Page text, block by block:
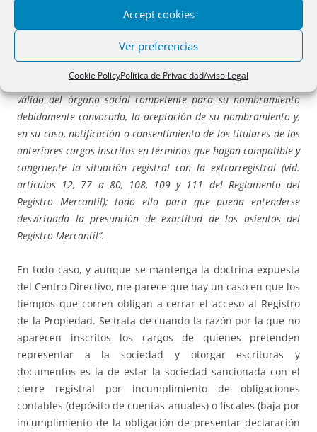
Accept cookies
Ver preferencias
Cookie PolicyPolítica de PrivacidadAviso Legal
identificativa del documento o documentos fehacientes de los
que resulte la representación acreditada al notario autorizante
de la escritura deba contener todas las circunstancias que
legalmente sean procedentes para entender válidamente hecho
el nombramiento de administrador por constar el acuerdo
válido del órgano social competente para su nombramiento
debidamente convocado, la aceptación de su nombramiento y,
en su caso, notificación o consentimiento de los titulares de los
anteriores cargos inscritos en términos que hagan compatible y
congruente la situación registral con la extrarregistral (vid.
artículos 12, 77 a 80, 108, 109 y 111 del Reglamento del
Registro Mercantil); todo ello para que pueda entenderse
desvirtuada la presunción de exactitud de los asientos del
Registro Mercantil”.
En todo caso, y aunque se mantenga la doctrina expuesta
del Centro Directivo, me parece que hay un caso en que los
tiempos que corren obligan a cerrar el acceso al Registro
de la Propiedad. Se trata de cuando la razón por la que no
aparecen inscritos los cargos de quienes pretenden
representar a la sociedad y otorgar escrituras y
documentos es la de estar la sociedad sancionada con el
cierre registral por incumplimiento de obligaciones
contables (depósito de cuentas anuales) o fiscales (baja por
incumplimiento de la obligación de presentar declaración